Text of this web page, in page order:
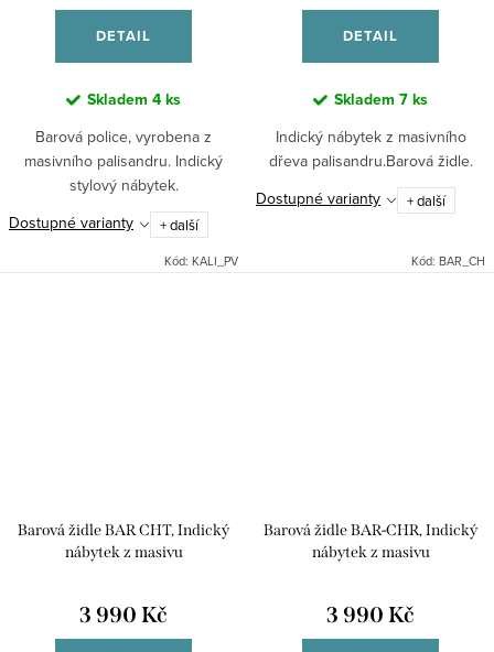
DETAIL
Skladem 4 ks
Barová police, vyrobena z
masivního palisandru. Indický
stylový nábytek.
Dostupné varianty
+ další
Kód: KALI_PV
DETAIL
Skladem 7 ks
Indický nábytek z masivního
dřeva palisandru.Barová židle.
Dostupné varianty
+ další
Kód: BAR_CH
Barová židle BAR CHT, Indický
nábytek z masivu
3 990 Kč
Barová židle BAR-CHR, Indický
nábytek z masivu
3 990 Kč